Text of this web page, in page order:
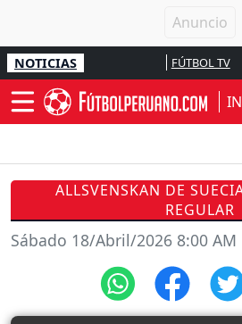
NOTICIAS FÚTBOL TV
ALLSVENSKAN DE
REGULAR
Sábado 18/Abril/2026 8:00 AM